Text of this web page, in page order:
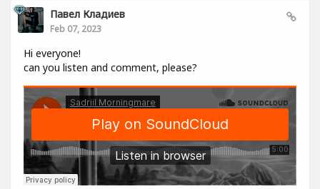
Павел Кладиев
Feb 07, 2023
Hi everyone!
can you listen and comment, please?